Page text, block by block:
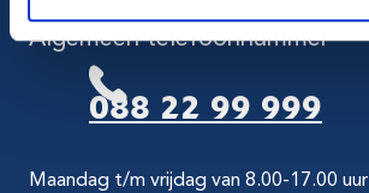
Algemeen telefoonnummer
088 22 99 999
Maandag t/m vrijdag van 8.00-17.00 uur